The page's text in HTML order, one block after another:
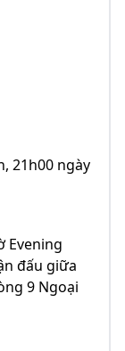
21h00 ngày
Evening
đấu giữa
9 Ngoại